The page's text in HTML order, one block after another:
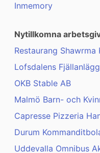
Inmemory
Nytillkomna
Restaurang Shawrma
Lofsdalens
OKB Stable AB
Malmö Barn- och
Capresse Pizzeria
Durum
Uddevalla Omnibus